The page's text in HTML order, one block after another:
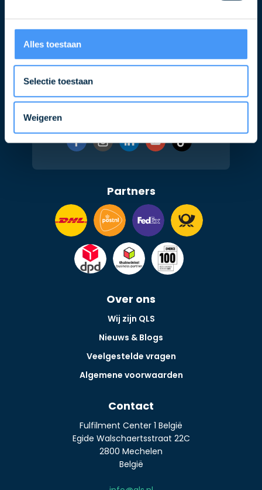
Alles toestaan
Selectie toestaan
Weigeren
Partners
Over ons
Wij zijn QLS
Nieuws & Blogs
Veelgestelde vragen
Algemene voorwaarden
Contact
Fulfilment Center 1 België
Egide Walschaertsstraat 22C
2800 Mechelen
België